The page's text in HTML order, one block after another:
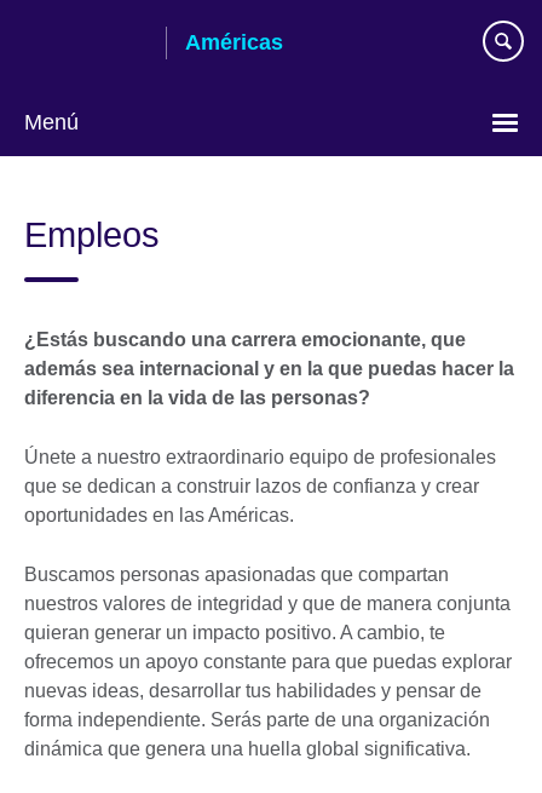
Américas
Menú
Empleos
¿Estás buscando una carrera emocionante, que
además sea internacional y en la que puedas hacer la
diferencia en la vida de las personas?
Únete a nuestro extraordinario equipo de profesionales
que se dedican a construir lazos de confianza y crear
oportunidades en las Américas.
Buscamos personas apasionadas que compartan
nuestros valores de integridad y que de manera conjunta
quieran generar un impacto positivo. A cambio, te
ofrecemos un apoyo constante para que puedas explorar
nuevas ideas, desarrollar tus habilidades y pensar de
forma independiente. Serás parte de una organización
dinámica que genera una huella global significativa.